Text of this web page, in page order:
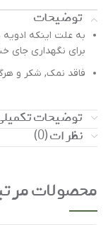
توضیحات
به علت اینکه ادویه
برای نگهداری جای
فاقد نمک, شکر و
توضیحات
نظرات (0)
محصولات